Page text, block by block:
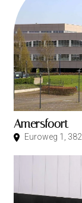
Amersfoort
Euroweg 1,